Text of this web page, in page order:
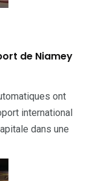
de Niamey
ont
international
dans une